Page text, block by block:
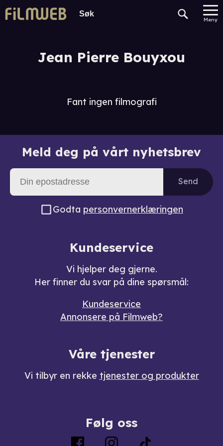
Meny
Jean Pierre Bouyxou
Fant ingen filmografi
Meld deg på vårt nyhetsbrev
Send
Godta personvernerklæringen
Kundeservice
Vi hjelper deg gjerne.
Her finner du svar på dine spørsmål:
Kundeservice
Annonsere på Filmweb?
Våre tjenester
Vi tilbyr en rekke tjenester og produkter
Følg oss